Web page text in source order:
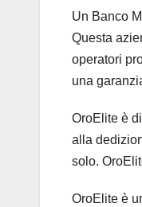
Un Banco
Questa
operatori
una
OroElite è
alla
solo.
OroElite è